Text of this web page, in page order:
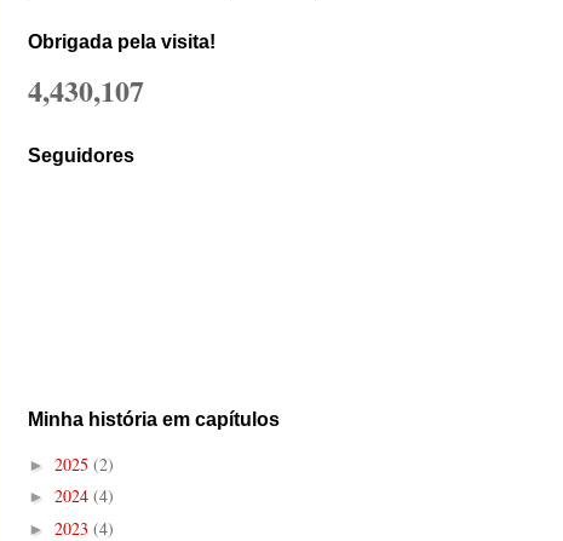
Obrigada pela visita!
4,430,107
Seguidores
Minha história em capítulos
► 2025 (2)
► 2024 (4)
► 2023 (4)